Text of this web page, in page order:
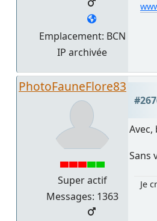
Emplacement: BCN
IP archivée
PhotoFauneFlore83
Super actif
Messages: 1363
Sans
Je